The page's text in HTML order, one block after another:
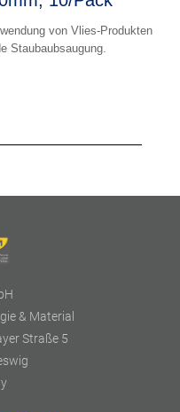
von Vlies-Produkten
Staubaubsaugung.
& Material
Straße 5